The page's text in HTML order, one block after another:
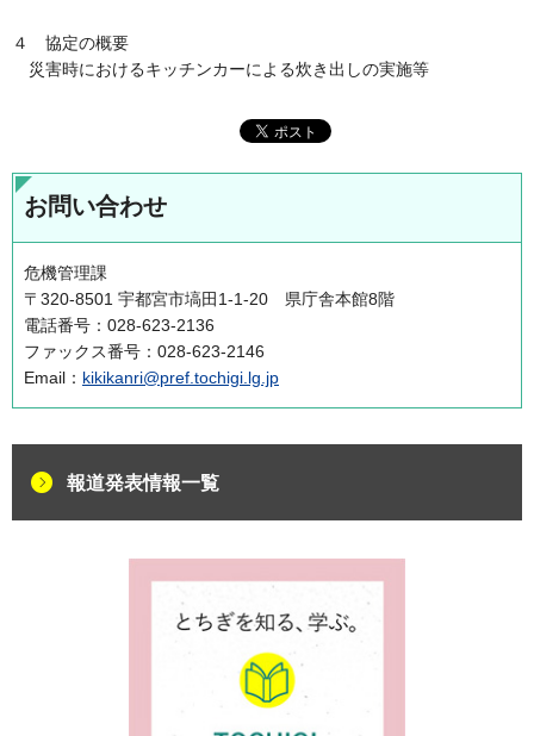
４ 協定の概要
災害時におけるキッチンカーによる炊き出しの実施等
お問い合わせ
危機管理課
〒320-8501 宇都宮市塙田1-1-20 県庁舎本館8階
電話番号：028-623-2136
ファックス番号：028-623-2146
Email： kikikanri@pref.tochigi.lg.jp
報道発表情報一覧